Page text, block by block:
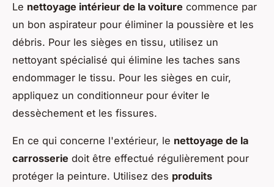
Le nettoyage intérieur de la voiture commence par
un bon aspirateur pour éliminer la poussière et les
débris. Pour les sièges en tissu, utilisez un
nettoyant spécialisé qui élimine les taches sans
endommager le tissu. Pour les sièges en cuir,
appliquez un conditionneur pour éviter le
dessèchement et les fissures.
En ce qui concerne l'extérieur, le nettoyage de la
carrosserie doit être effectué régulièrement pour
protéger la peinture. Utilisez des produits